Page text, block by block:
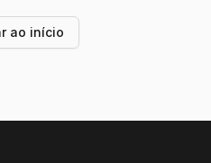
ao início